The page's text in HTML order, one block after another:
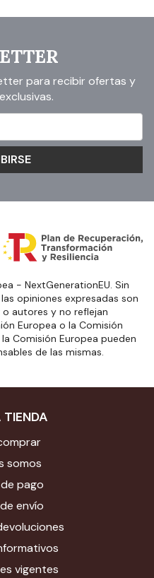
para recibir ofertas y
- NextGenerationEU. Sin
opiniones expresadas son
autores y no reflejan
Europea o la Comisión
Comisión Europea pueden
de las mismas.
TIENDA
somos
pago
envío
vigentes